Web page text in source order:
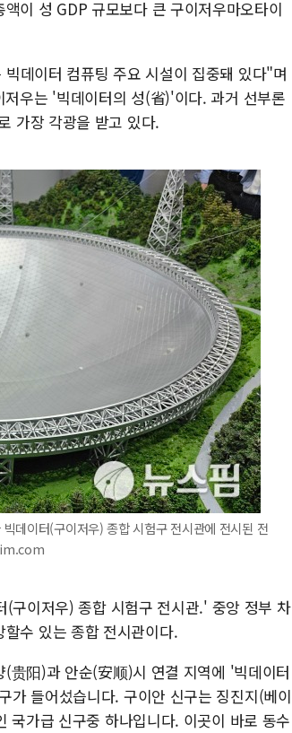
이 성 GDP 규모보다 큰 구이저우마오타이
데이터 컴퓨팅 주요 시설이 집중돼 있다"며
우는 '빅데이터의 성(省)'이다. 과거 선부론
가장 각광을 받고 있다.
데이터(구이저우) 종합 시험구 전시관에 전시된 전
구이저우) 종합 시험구 전시관.' 중앙 정부 차
수 있는 종합 전시관이다.
贵阳)과 안순(安顺)시 연결 지역에 '빅데이터
들어섰습니다. 구이안 신구는 징진지(베이
국가급 신구중 하나입니다. 이곳이 바로 동수